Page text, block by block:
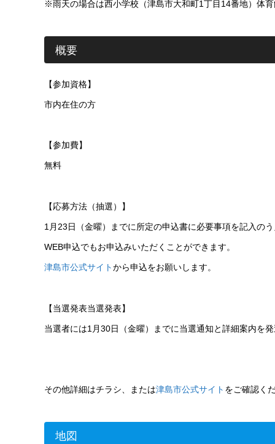
※雨天の場合は西小学校（津島市大和町1丁目14番地）体
概要
【参加資格】
市内在住の方
【参加費】
無料
【応募方法（抽選）】
1月23日（金曜）までに所定の申込書に必要事項を記入の
WEB申込でもお申込みいただくことができます。
津島市公式サイトから申込をお願いします。
【当選発表当選発表】
当選者には1月30日（金曜）までに当選通知と詳細案内を発
その他詳細はチラシ、または津島市公式サイト をご確認く
地図